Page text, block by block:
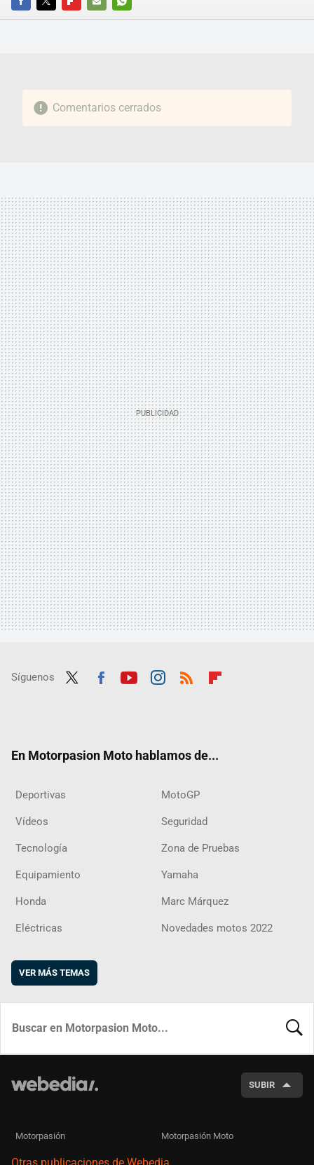
FACEBOOKTWITTERFLIPBOARD
E-
WHATSAPP
Comentarios cerrados
Síguenos
En Motorpasion Moto hablamos de...
Deportivas MotoGP
Vídeos Seguridad
Tecnología Zona de Pruebas
Equipamiento Yamaha
Honda Marc Márquez
Eléctricas Novedades motos 2022
VER MÁS TEMAS
SUBIR
Motorpasión Motorpasión Moto